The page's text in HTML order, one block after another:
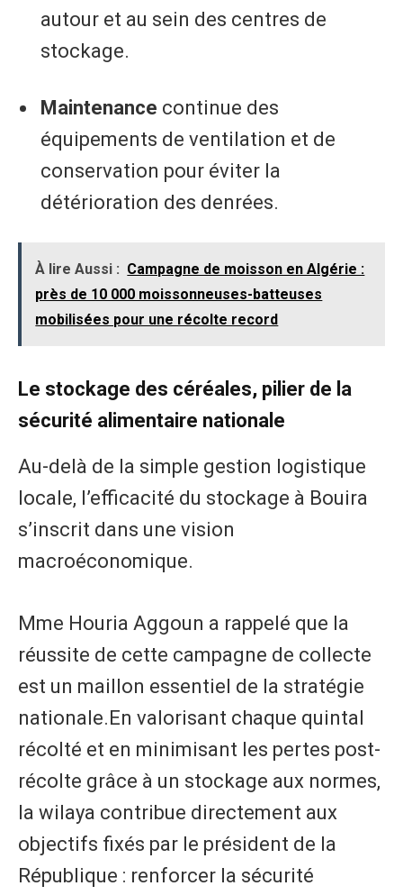
autour et au sein des centres de
stockage.​
Maintenance continue des
équipements de ventilation et de
conservation pour éviter la
détérioration des denrées.
À lire Aussi : Campagne de moisson en Algérie :
près de 10 000 moissonneuses-batteuses
mobilisées pour une récolte record
​Le stockage des céréales, pilier de la
sécurité alimentaire nationale
​Au-delà de la simple gestion logistique
locale, l’efficacité du stockage à Bouira
s’inscrit dans une vision
macroéconomique.
Mme Houria Aggoun a rappelé que la
réussite de cette campagne de collecte
est un maillon essentiel de la stratégie
nationale.​En valorisant chaque quintal
récolté et en minimisant les pertes post-
récolte grâce à un stockage aux normes,
la wilaya contribue directement aux
objectifs fixés par le président de la
République : renforcer la sécurité